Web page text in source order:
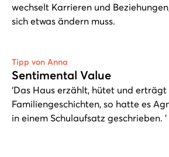
wechselt Karrieren und
sich etwas ändern muss.
Tipp von Anna
Sentimental Value
‘Das Haus erzählt, hütet und
Familiengeschichten, so hatte es
in einem Schulaufsatz geschrieben. ’